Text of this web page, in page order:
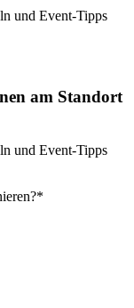
und Event-Tipps
am Standort
und Event-Tipps
*